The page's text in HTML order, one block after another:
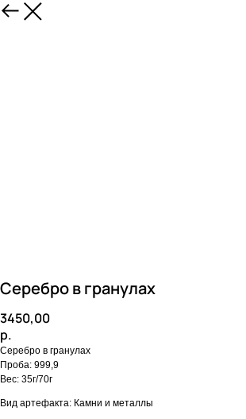
Серебро в гранулах
3450,00
р.
Серебро в гранулах
Проба: 999,9
Вес: 35г/70г
Вид артефакта: Камни и металлы